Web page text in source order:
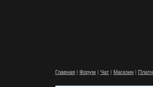
Главная | Форум | Чат | Магазин |